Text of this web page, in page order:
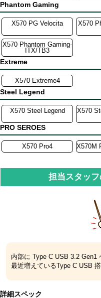
Phantom Gaming
X570 PG Velocita
X570
X570 Phantom Gaming-
ITX/TB3
Extreme
X570 Extreme4
Steel Legend
X570 Steel Legend
X570
PRO SEROES
X570 Pro4 X570M
担当スタッ
内部に Type C USB 3.2 Gen1
最近増えているType C USB
詳細スペック